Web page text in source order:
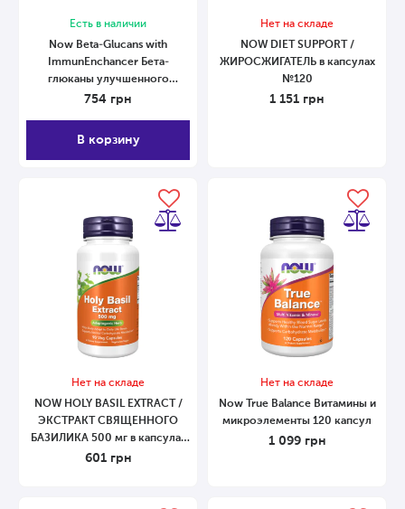
Есть в наличии
Now Beta-Glucans with
ImmunEnchancer Бета-
глюканы улучшенного
действия 60 капсул
754 грн
В корзину
Нет на складе
NOW DIET SUPPORT /
ЖИРОСЖИГАТЕЛЬ в капсулах
№120
1 151 грн
Нет на складе
NOW HOLY BASIL EXTRACT /
ЭКСТРАКТ СВЯЩЕННОГО
БАЗИЛИКА 500 мг в капсулах
№90 90 капсул
601 грн
Нет на складе
Now True Balance Витамины и
микроэлементы 120 капсул
1 099 грн